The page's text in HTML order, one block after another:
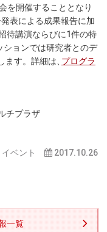
を開催することとなり
表による成果報告に加
待講演ならびに1件の特
ションでは研究者とのデ
ます。 詳細は
プログラ
チプラザ
イベント
2017.10.26
一覧